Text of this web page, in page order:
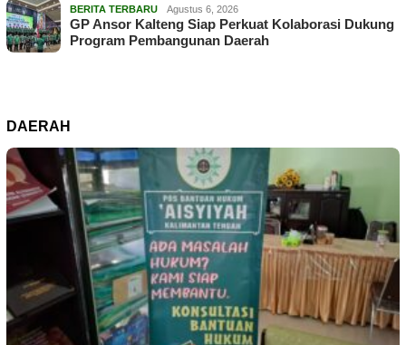
BERITA TERBARU Agustus 6, 2026
GP Ansor Kalteng Siap Perkuat Kolaborasi Dukung
Program Pembangunan Daerah
DAERAH